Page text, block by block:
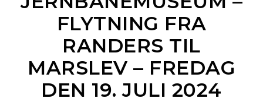
FLYTNING FRA
RANDERS TIL
MARSLEV – FREDAG
DEN 19. JULI 2024